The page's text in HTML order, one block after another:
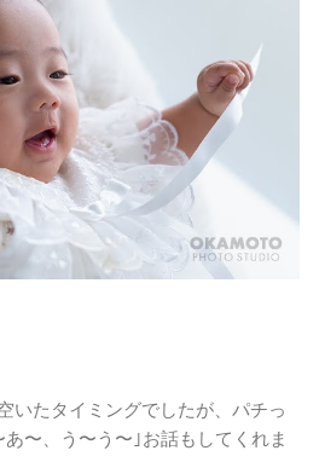
いたタイミングでしたが、パチっ
〜、う〜う〜｣お話もしてくれま